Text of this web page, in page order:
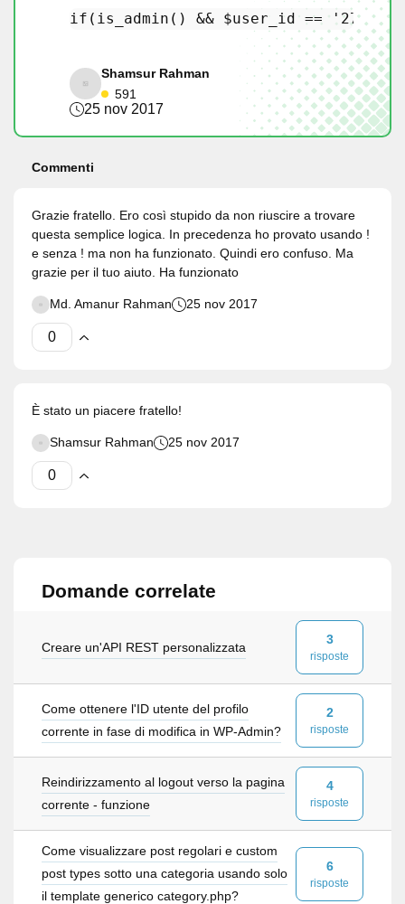
if ( is_admin () && $user_id == '279' ){
Shamsur Rahman
591
25 nov 2017
Commenti
Grazie fratello. Ero così stupido da non riuscire a trovare
questa semplice logica. In precedenza ho provato usando !
e senza ! ma non ha funzionato. Quindi ero confuso. Ma
grazie per il tuo aiuto. Ha funzionato
Md. Amanur Rahman 25 nov 2017
È stato un piacere fratello!
Shamsur Rahman 25 nov 2017
Domande correlate
Creare un'API REST personalizzata
3
risposte
Come ottenere l'ID utente del profilo
corrente in fase di modifica in WP-Admin?
2
risposte
Reindirizzamento al logout verso la pagina
corrente - funzione
4
risposte
Come visualizzare post regolari e custom
post types sotto una categoria usando solo
il template generico category.php?
6
risposte